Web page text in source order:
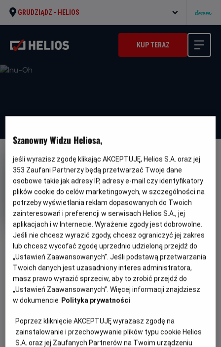
GRUDZIĄDZ - HELIOS
KUP TERAZ
NAPISY
OBSERWUJ
Inu-Oh
Gatunek
Anime
Minimalny
wiek
Od 10 lat
Czas
trwania
98 min
Kraj
rok
produkcji
Japonia
PREMIERA
25 kwietnia 2025
REŻYSERIA
Masaaki Yuasa
SCENARIUSZ
Akiko Nogi
WIĘCEJ SZCZEGÓŁÓW
OPIS FILMU
Urodzony w szanowanej rodzinie, Inu-oh, dotknięty
starożytną klątwą, pozostawiającą go na marginesie
Szanowny Widzu Heliosa,
jeśli wyrazisz zgodę klikając AKCEPTUJĘ, Helios S.A. oraz jej
353 Zaufani Partnerzy będą przetwarzać Twoje dane
osobowe takie jak adresy IP, adresy e-mail czy identyfikatory
plików cookie do celów marketingowych, w szczególności na
potrzeby wyświetlania reklam dopasowanych do Twoich
zainteresowań i preferencji w serwisach Helios S.A., jej
aplikacjach i w Internecie. Wyrażenie zgody jest dobrowolne.
Jeśli nie chcesz wyrazić zgody, chcesz ograniczyć jej zakres
lub chcesz wycofać zgodę uprzednio udzieloną przejdź do
„Ustawień Zaawansowanych”. Jeśli podstawą przetwarzania
Twoich danych jest uzasadniony interes administratora,
masz prawo wyrazić sprzeciw, aby to zrobić przejdź do
„Ustawień Zaawansowanych”. Więcej informacji znajdziesz
w dokumencie Polityka prywatności
Poprzez kliknięcie AKCEPTUJĘ wyrażasz zgodę na
zainstalowanie i przechowywanie plików typu cookie Helios
S.A. oraz jej Zaufanych Partnerów na Twoim urządzeniu